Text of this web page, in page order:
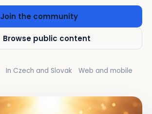
Join the community
Browse public content
In Czech and Slovak Web and mobile